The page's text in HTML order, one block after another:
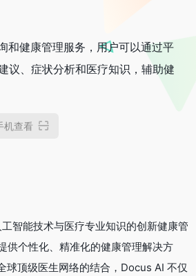
和健康管理服务，用户可以通过平
议、症状分析和医疗知识，辅助健
机查看
智能技术与医疗专业知识的创新健康管
供个性化、精准化的健康管理解决方
球顶级医生网络的结合，Docus AI 不仅